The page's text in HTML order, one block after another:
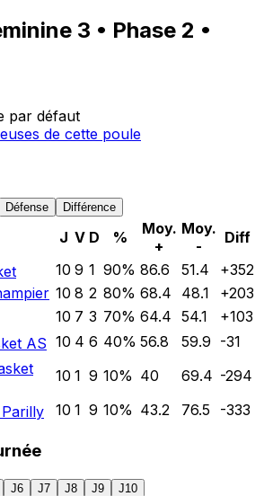
3 • Phase 2 •
par défaut
de cette poule
Défense Différence
J V D %
Moy.
+
Moy.
-
Diff
10 9 1 90% 86.6 51.4 +352
10 8 2 80% 68.4 48.1 +203
10 7 3 70% 64.4 54.1 +103
AS 10 4 6 40% 56.8 59.9 -31
10 1 9 10% 40 69.4 -294
10 1 9 10% 43.2 76.5 -333
J6 J7 J8 J9 J10